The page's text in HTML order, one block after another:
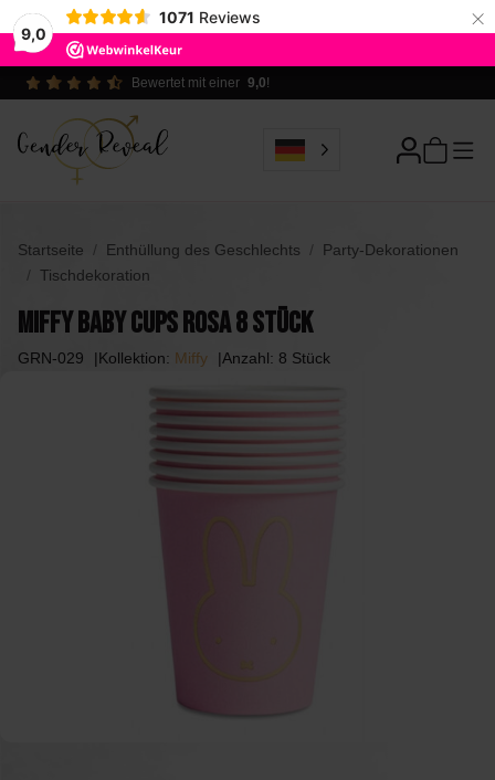
9,0
1071 Reviews ×
Ökologisch verantwortlich
Startseite Enthüllung des Geschlechts
Party-Dekorationen
Tischdekoration
Miffy Baby Cups Rosa 8 Stück
GRN-029 Kollektion: Miffy Anzahl: 8 Stück